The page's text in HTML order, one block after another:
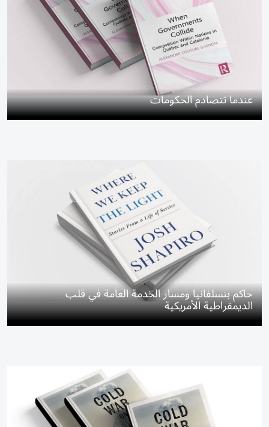
عندما تتصادم الحكومات
حاكم بنسلفانيا ومسار الخدمة العامة في قلب
الديمقراطية الأمريكية